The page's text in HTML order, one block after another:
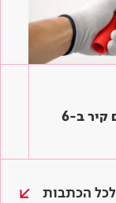
המדריך לצביעת קירות – איך צובעים קיר ב-6
לכל הכתבות